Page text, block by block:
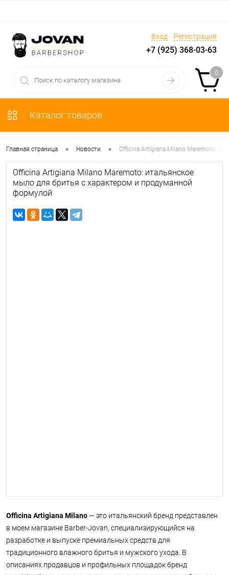
Вход Регистрация
+7 (925) 368-03-63
0
Каталог товаров
Главная страница • Новости • Officina Artigiana Milano Maremoto:
Officina Artigiana Milano Maremoto: итальянское
мыло для бритья с характером и продуманной
формулой
Officina Artigiana Milano— это итальянский бренд представлен
в моем магазине Barber-Jovan, специализирующийся на
разработке и выпуске премиальных средств для
традиционного влажного бритья и мужского ухода. В
описаниях продавцов и профильных площадок бренд